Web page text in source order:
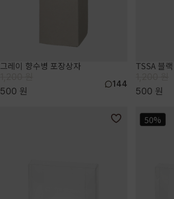
그레이 향수병 포장상자
500 원
144
TSSA 블
500 원
50%